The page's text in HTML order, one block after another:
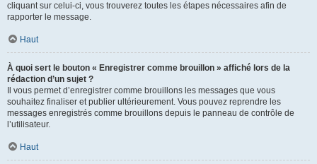
cliquant sur celui-ci, vous trouverez toutes les étapes nécessaires afin de
rapporter le message.
Haut
À quoi sert le bouton « Enregistrer comme brouillon » affiché lors de la
rédaction d’un sujet ?
Il vous permet d’enregistrer comme brouillons les messages que vous
souhaitez finaliser et publier ultérieurement. Vous pouvez reprendre les
messages enregistrés comme brouillons depuis le panneau de contrôle de
l’utilisateur.
Haut